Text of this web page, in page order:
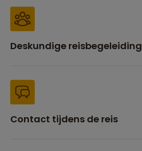
Deskundige reisbegeleiding
Contact tijdens de reis